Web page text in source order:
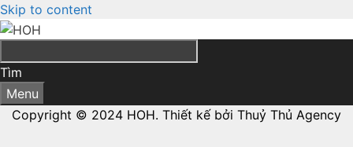
Skip to content
Tìm
Menu
Copyright © 2024 HOH. Thiết kế bởi Thuỷ Thủ Agency